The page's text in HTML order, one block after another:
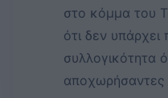
στο κόμμα του
ότι δεν υπάρχει
συλλογικότητα
αποχωρήσαντες